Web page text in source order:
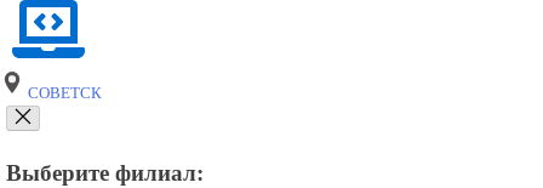
СОВЕТСК
Выберите филиал: